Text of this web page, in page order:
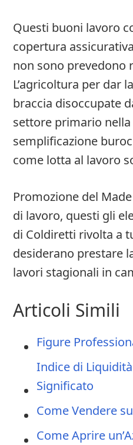
Questi buoni lavoro
copertura
non sono prevedono
L’agricoltura per dar
braccia disoccupate
settore primario
semplificazione
come lotta al lavoro
Promozione del
di lavoro, questi gli
di Coldiretti rivolta a
desiderano prestare
lavori stagionali in
Articoli Simili
Figure
Indice di
Significato
Come Vendere
Come Aprire